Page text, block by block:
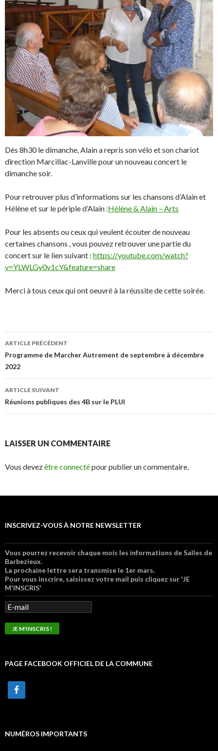
Dès 8h30 le dimanche, Alain a repris son vélo et son chariot
direction Marcillac-Lanville pour un nouveau concert le
dimanche soir.
Pour retrouver plus d’informations sur les chansons d’Alain et
Hélène et sur le périple d’Alain :Hélène & Alain – Arts
Pour les absents ou ceux qui veulent écouter de nouveau
certaines chansons , vous pouvez retrouver une partie du
concert sur le lien suivant : https://youtube.com/watch?
v=YLWLGy0v1cY&feature=share
Merci à tous ceux qui ont oeuvré à la réussite de cette soirée.
Navigation de l’article
ARTICLE PRÉCÉDENT
Programme de Marcher Autrement de septembre à décembre
2022
ARTICLE SUIVANT
Réunions publiques des 4B sur le PLUI
LAISSER UN COMMENTAIRE
Vous devezêtre connectépour publier un commentaire.
INSCRIVEZ-VOUS À NOTRE NEWSLETTER
Vous pourrez recevoir chaque mois les informations de Salles de
Barbezieux.
La prochaine lettre sera transmise le 1er mars.
Pour vous inscrire, saisissez votre mail puis cliquez sur 'JE
M'INSCRIS'
PAGE FACEBOOK OFFICIEL DE LA COMMUNE
NUMÉROS IMPORTANTS